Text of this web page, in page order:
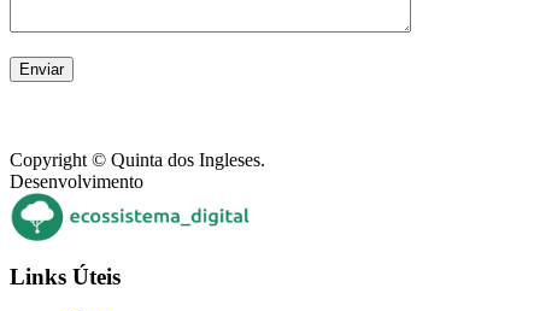
Copyright © Quinta dos Ingleses.
Desenvolvimento
Links Úteis